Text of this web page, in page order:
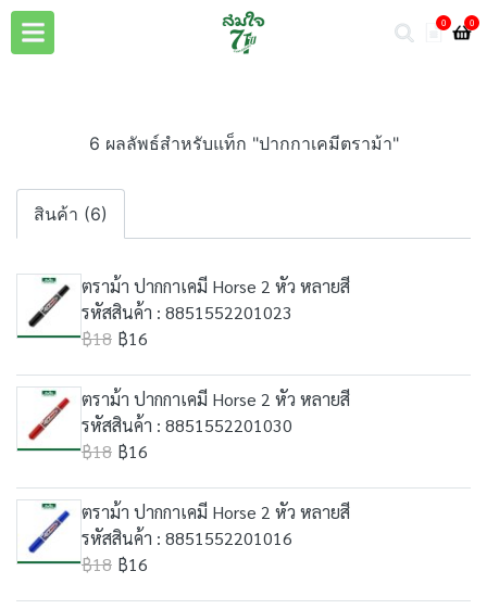
0 0
6 ผลลัพธ์สำหรับแท็ก "ปากกาเคมีตราม้า"
สินค้า (6)
ตราม้า ปากกาเคมี Horse 2 หัว หลายสี
รหัสสินค้า : 8851552201023
฿18 ฿16
ตราม้า ปากกาเคมี Horse 2 หัว หลายสี
รหัสสินค้า : 8851552201030
฿18 ฿16
ตราม้า ปากกาเคมี Horse 2 หัว หลายสี
รหัสสินค้า : 8851552201016
฿18 ฿16